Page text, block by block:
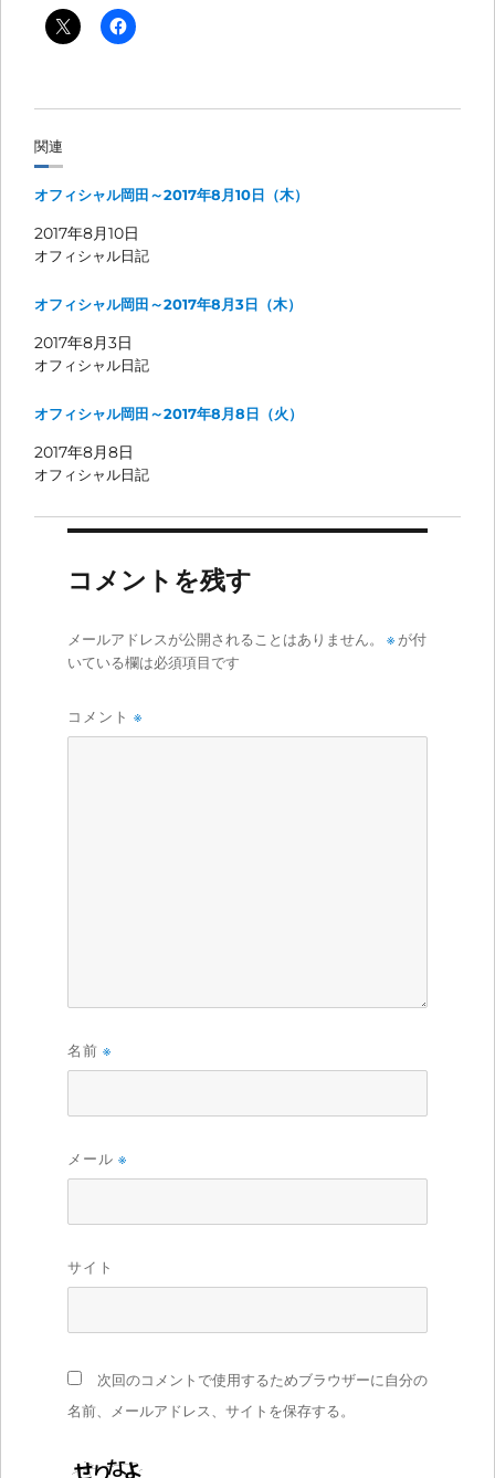
関連
オフィシャル岡田～2017年8月10日（木）
2017年8月10日
オフィシャル日記
オフィシャル岡田～2017年8月3日（木）
2017年8月3日
オフィシャル日記
オフィシャル岡田～2017年8月8日（火）
2017年8月8日
オフィシャル日記
コメントを残す
メールアドレスが公開されることはありません。 ※が付
いている欄は必須項目です
コメント ※
名前 ※
メール ※
サイト
次回のコメントで使用するためブラウザーに自分の
名前、メールアドレス、サイトを保存する。